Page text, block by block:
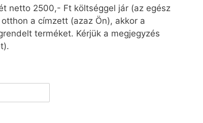
netto 2500,- Ft költséggel jár (az egész
a címzett (azaz Ön), akkor a
terméket. Kérjük a megjegyzés